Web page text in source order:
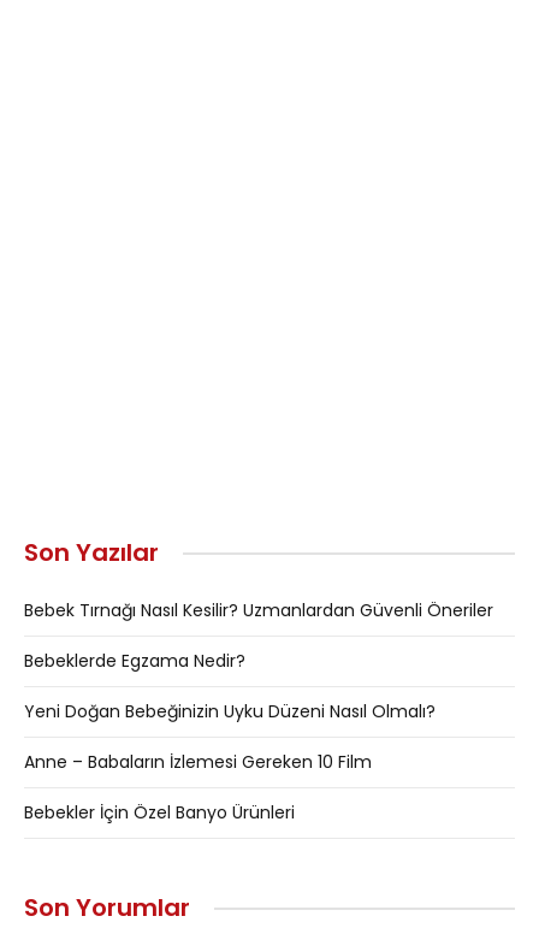
Son Yazılar
Bebek Tırnağı Nasıl Kesilir? Uzmanlardan Güvenli Öneriler
Bebeklerde Egzama Nedir?
Yeni Doğan Bebeğinizin Uyku Düzeni Nasıl Olmalı?
Anne – Babaların İzlemesi Gereken 10 Film
Bebekler İçin Özel Banyo Ürünleri
Son Yorumlar